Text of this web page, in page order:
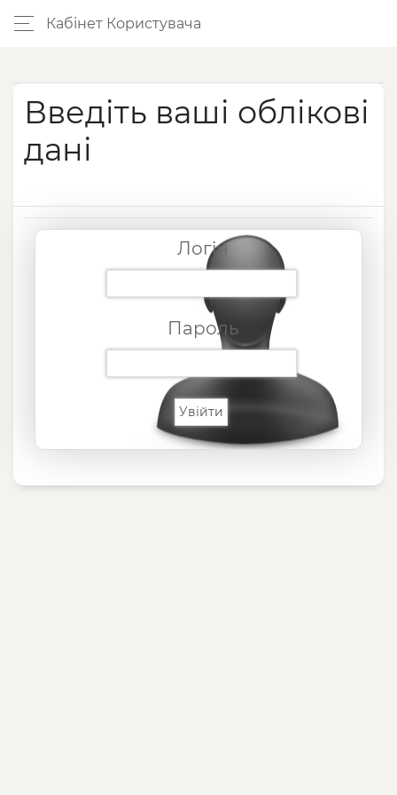
Кабінет Користувача
Введіть ваші облікові
дані
Логін
Пароль